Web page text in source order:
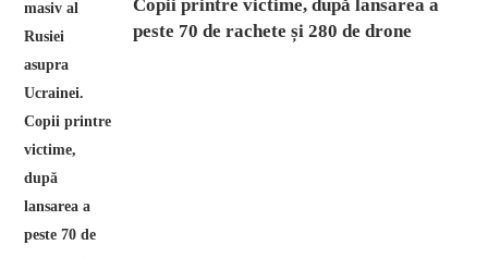
Copii printre victime, după lansarea a
peste 70 de rachete și 280 de drone